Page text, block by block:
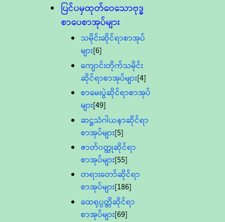
ပြင်ပမှထုတ်ဝေသောဗုဒ္ဓ
စာပေစာအုပ်များ
သမိုင်းဆိုင်ရာစာအုပ်
များ[6]
ကျောင်းတိုက်သမိုင်း
ဆိုင်ရာစာအုပ်များ[4]
စာမေးပွဲဆိုင်ရာစာအုပ်
များ[49]
ဆဋ္ဌသံဂါယနာဆိုင်ရာ
စာအုပ်များ[5]
ဇာတ်၀တ္ထုဆိုင်ရာ
စာအုပ်များ[55]
တရားတော်ဆိုင်ရာ
စာအုပ်များ[186]
ထေရုပ္ပတ္တိဆိုင်ရာ
စာအုပ်များ[69]